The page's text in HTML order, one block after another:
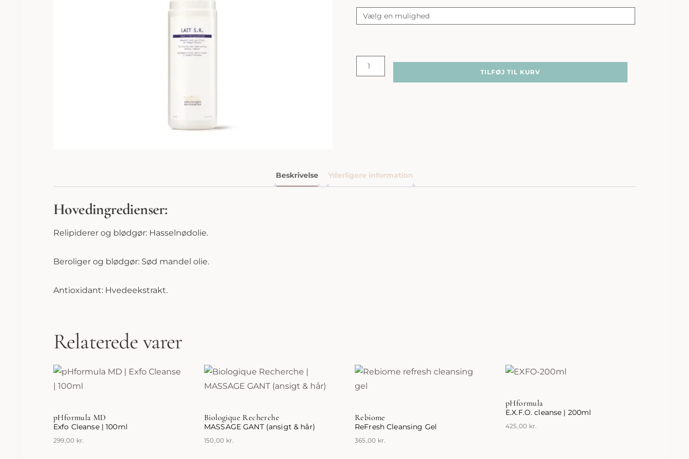
Biologique
Recherche
TILFØJ TIL KURV
Beskrivelse Yderligere information
Hovedingredienser:
Relipiderer og blødgør: Hasselnødolie.
Beroliger og blødgør: Sød mandel olie.
Antioxidant: Hvedeekstrakt.
Relaterede varer
pHformula MD
Exfo Cleanse | 100ml
299,00 kr.
Biologique Recherche
MASSAGE GANT (ansigt & hår)
150,00 kr.
Rebiome
ReFresh Cleansing Gel
365,00 kr.
pHformula
E.X.F.O. cleanse | 200ml
425,00 kr.